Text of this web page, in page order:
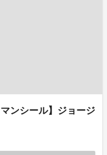
ンシール】ジョージ